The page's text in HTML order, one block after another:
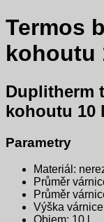
Termos
kohoutu
Duplitherm t
kohoutu 10 l
Parametry
Materiál:
Průměr
Průměr
Výška